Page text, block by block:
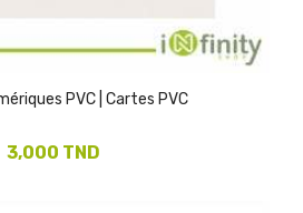
PVC | Cartes PVC
3,000 TND